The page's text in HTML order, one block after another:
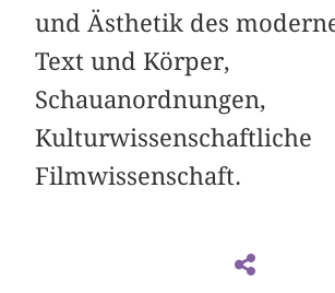
und Ästhetik des
Text und Körper,
Schauanordnungen,
Kulturwissenschaftliche
Filmwissenschaft.